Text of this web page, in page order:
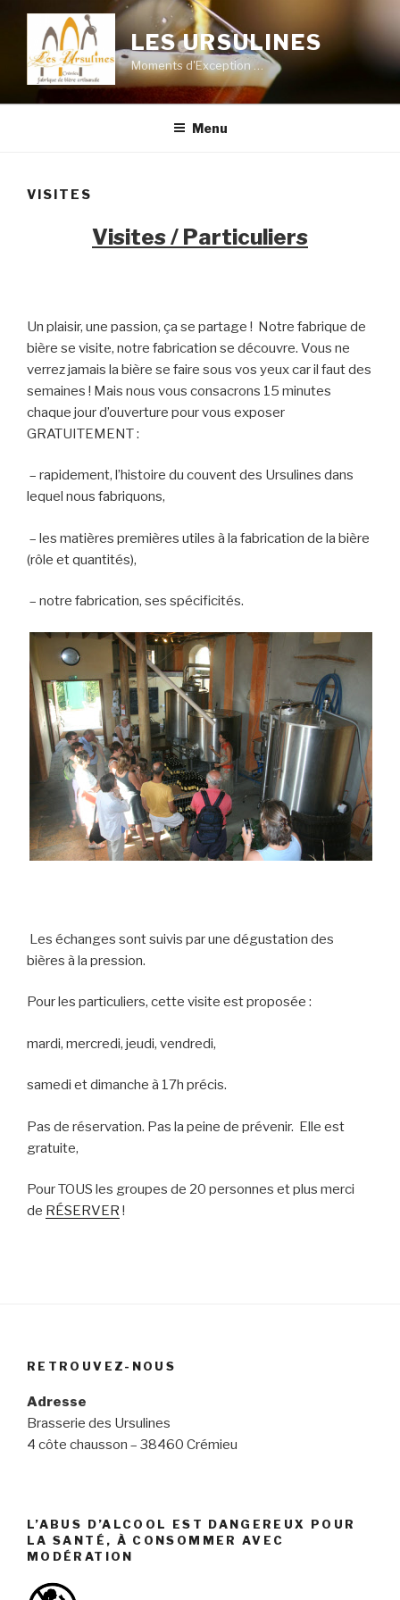
contenu
principal
LES URSULINES
Moments d'Exception …
Menu
VISITES
Visites / Particuliers
Un plaisir, une passion, ça se partage ! Notre fabrique de
bière se visite, notre fabrication se découvre. Vous ne
verrez jamais la bière se faire sous vos yeux car il faut des
semaines ! Mais nous vous consacrons 15 minutes
chaque jour d’ouverture pour vous exposer
GRATUITEMENT :
– rapidement, l’histoire du couvent des Ursulines dans
lequel nous fabriquons,
– les matières premières utiles à la fabrication de la bière
(rôle et quantités),
– notre fabrication, ses spécificités.
Les échanges sont suivis par une dégustation des
bières à la pression.
Pour les particuliers, cette visite est proposée :
mardi, mercredi, jeudi, vendredi,
samedi et dimanche à 17h précis.
Pas de réservation. Pas la peine de prévenir. Elle est
gratuite,
Pour TOUS les groupes de 20 personnes et plus merci
de RÉSERVER !
RETROUVEZ-NOUS
Adresse
Brasserie des Ursulines
4 côte chausson – 38460 Crémieu
L’ABUS D’ALCOOL EST DANGEREUX POUR
LA SANTÉ, À CONSOMMER AVEC
MODÉRATION